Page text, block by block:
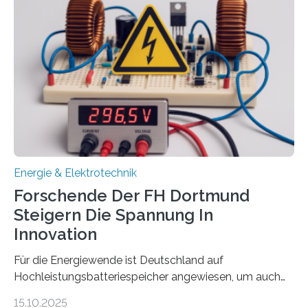
Sozialfonds Plus (ESF+) gefördert – mit einer
Gesamtsumme von mehr als zwei Millionen Euro.
Damit zählt die Hochschule zu den großen
Gewinnerinnen der aktuellen Förderrunde des
Bayerischen Wissenschaftsministeriums. Im
Mittelpunkt steht der direkte Wissenstransfer: Neue
wissenschaftliche Erkenntnisse sollen rasch in die
Energie & Elektrotechnik
Forschende Der FH Dortmund
Steigern Die Spannung In
Innovation
Für die Energiewende ist Deutschland auf
Hochleistungsbatteriespeicher angewiesen, um auch
15.10.2025